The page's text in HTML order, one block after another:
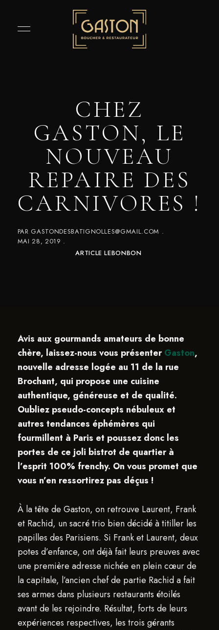
CHEZ
GASTON, LE
NOUVEAU
REPAIRE DES
CARNIVORES !
PAR GASTONDESBATIGNOLLES@GMAIL.COM
MAI 28, 2019
ARTICLE LEBONBON
Avis aux gourmands amateurs de bonne
chère, laissez-nous vous présenterGaston,
nouvelle adresse logée au 11 de la rue
Brochant, qui propose une cuisine
authentique, généreuse et de qualité.
Oubliez pseudo-concepts nébuleux et
autres tendances éphémères qui
fourmillent à Paris et poussez donc les
portes de ce joli bistrot de quartier à
l’esprit 100% frenchy. On vous promet que
vous n’en ressortirez pas déçus !
À la tête de Gaston, on retrouve Laurent, Frank
et Rachid, un sacré trio bien décidé à titiller les
papilles des Parisiens. Si Frank et Laurent, deux
potes d’enfance, ont déjà fait leurs preuves avec
une première adresse nichée en plein cœur de
la capitale, l’ancien chef de partie Rachid a fait
ses armes dans plusieurs restaurants étoilés
avant de les rejoindre. Résultat, forts de leurs
expériences respectives, les trois gérants